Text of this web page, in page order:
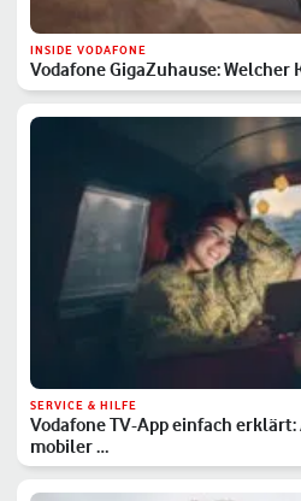
INSIDE VODAFONE
Vodafone GigaZuhause: Welcher
SERVICE & HILFE
Vodafone TV-App einfach
mobiler …